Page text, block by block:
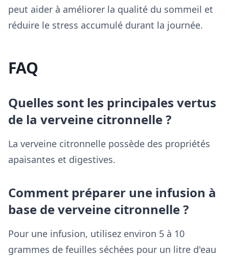
peut aider à améliorer la qualité du sommeil et
réduire le stress accumulé durant la journée.
FAQ
Quelles sont les principales vertus
de la verveine citronnelle ?
La verveine citronnelle possède des propriétés
apaisantes et digestives.
Comment préparer une infusion à
base de verveine citronnelle ?
Pour une infusion, utilisez environ 5 à 10
grammes de feuilles séchées pour un litre d'eau